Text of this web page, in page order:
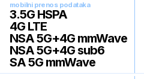
mobilni prenos podataka
3.5G HSPA
4G LTE
NSA 5G+4G mmWave
NSA 5G+4G sub6
SA 5G mmWave